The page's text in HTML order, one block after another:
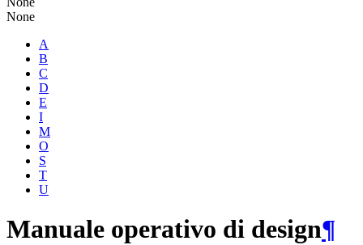
None
A
B
C
D
E
I
M
O
S
T
U
Manuale operativo di design¶